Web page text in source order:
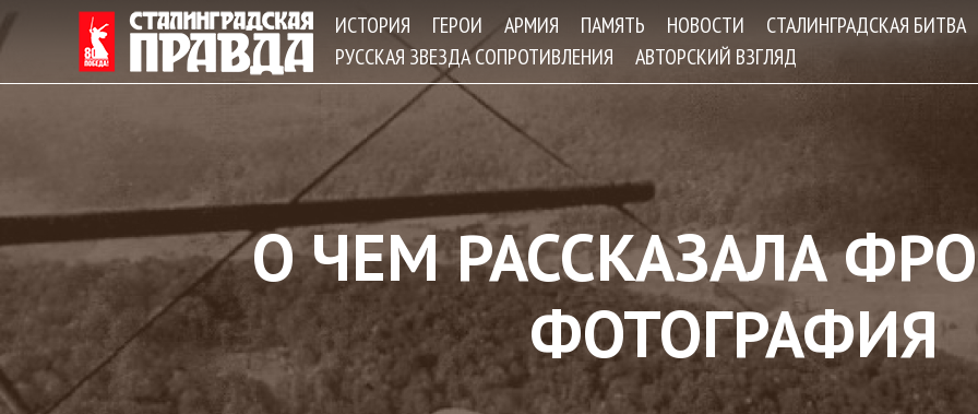
Jump to navigation
ИСТОРИЯ ГЕРОИ АРМИЯ ПАМЯТЬ НОВОСТИ
СТАЛИНГРАДСКАЯ БИТВА
РУССКАЯ ЗВЕЗДА СОПРОТИВЛЕНИЯ
АВТОРСКИЙ ВЗГЛЯД
О ЧЕМ РАССКАЗАЛА
ФОТОГРАФИЯ